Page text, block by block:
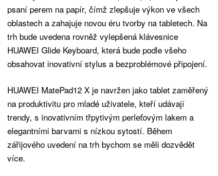
psaní perem na papír, čímž zlepšuje výkon ve všech
oblastech a zahajuje novou éru tvorby na tabletech. Na
trh bude uvedena rovněž vylepšená klávesnice
HUAWEI Glide Keyboard, která bude podle všeho
obsahovat inovativní stylus a bezproblémové připojení.
HUAWEI MatePad12 X je navržen jako tablet zaměřený
na produktivitu pro mladé uživatele, kteří udávají
trendy, s inovativním třpytivým perleťovým lakem a
elegantními barvami s nízkou sytostí. Během
zářijového uvedení na trh bychom se měli dozvědět
více.